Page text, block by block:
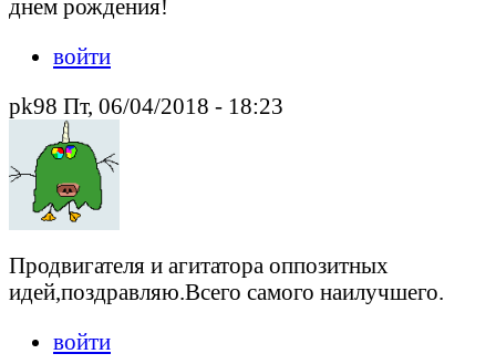
днем рождения!
войти
pk98 Пт, 06/04/2018 - 18:23
Продвигателя и агитатора оппозитных
идей,поздравляю.Всего самого наилучшего.
войти